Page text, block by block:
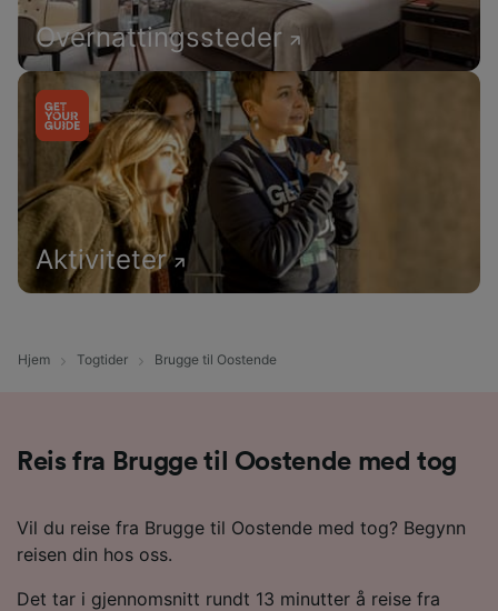
Overnattingssteder
Aktiviteter
Hjem Togtider Brugge til Oostende
Reis fra Brugge til Oostende med tog
Vil du reise fra Brugge til Oostende med tog? Begynn
reisen din hos oss.
Det tar i gjennomsnitt rundt 13 minutter å reise fra